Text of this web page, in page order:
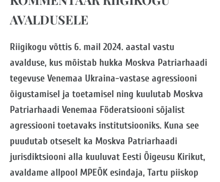
AVALDUSELE
Riigikogu võttis 6. mail 2024. aastal vastu
avalduse, kus mõistab hukka Moskva Patriarhaadi
tegevuse Venemaa Ukraina-vastase agressiooni
õigustamisel ja toetamisel ning kuulutab Moskva
Patriarhaadi Venemaa Föderatsiooni sõjalist
agressiooni toetavaks institutsiooniks. Kuna see
puudutab otseselt ka Moskva Patriarhaadi
jurisdiktsiooni alla kuuluvat Eesti Õigeusu Kirikut,
avaldame allpool MPEÕK esindaja, Tartu piiskop